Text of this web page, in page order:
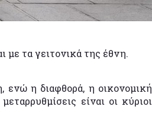
με τα γειτονικά της έθνη.
ενώ η διαφθορά, η οικονομική
είναι οι κύριοι